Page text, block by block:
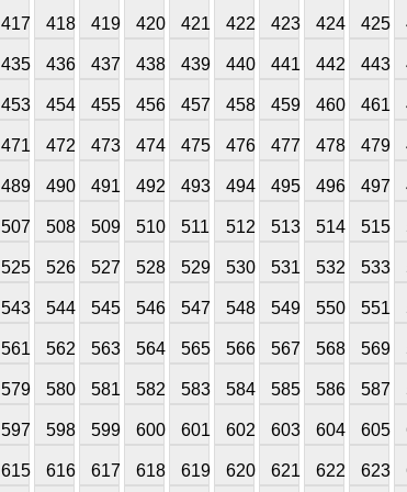
417 418 419 420 421 422 423 424 425
435 436 437 438 439 440 441 442 443
453 454 455 456 457 458 459 460 461
471 472 473 474 475 476 477 478 479
489 490 491 492 493 494 495 496 497
507 508 509 510 511 512 513 514 515
525 526 527 528 529 530 531 532 533
543 544 545 546 547 548 549 550 551
561 562 563 564 565 566 567 568 569
579 580 581 582 583 584 585 586 587
597 598 599 600 601 602 603 604 605
615 616 617 618 619 620 621 622 623